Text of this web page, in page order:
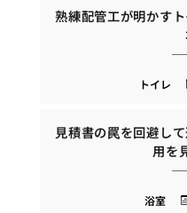
熟練配管工が明かす
トイレ
見積書の罠を回避し
用を
浴室